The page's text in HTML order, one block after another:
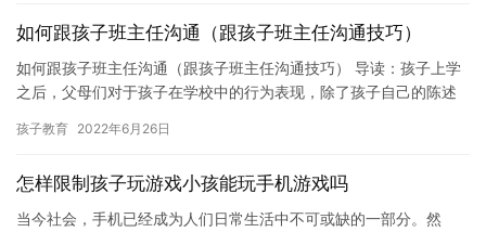
如何跟孩子班主任沟通（跟孩子班主任沟通技巧）
如何跟孩子班主任沟通（跟孩子班主任沟通技巧） 导读：孩子上学
之后，父母们对于孩子在学校中的行为表现，除了孩子自己的陈述
通。并…
孩子教育 2022年6月26日
怎样限制孩子玩游戏小孩能玩手机游戏吗
当今社会，手机已经成为人们日常生活中不可或缺的一部分。然